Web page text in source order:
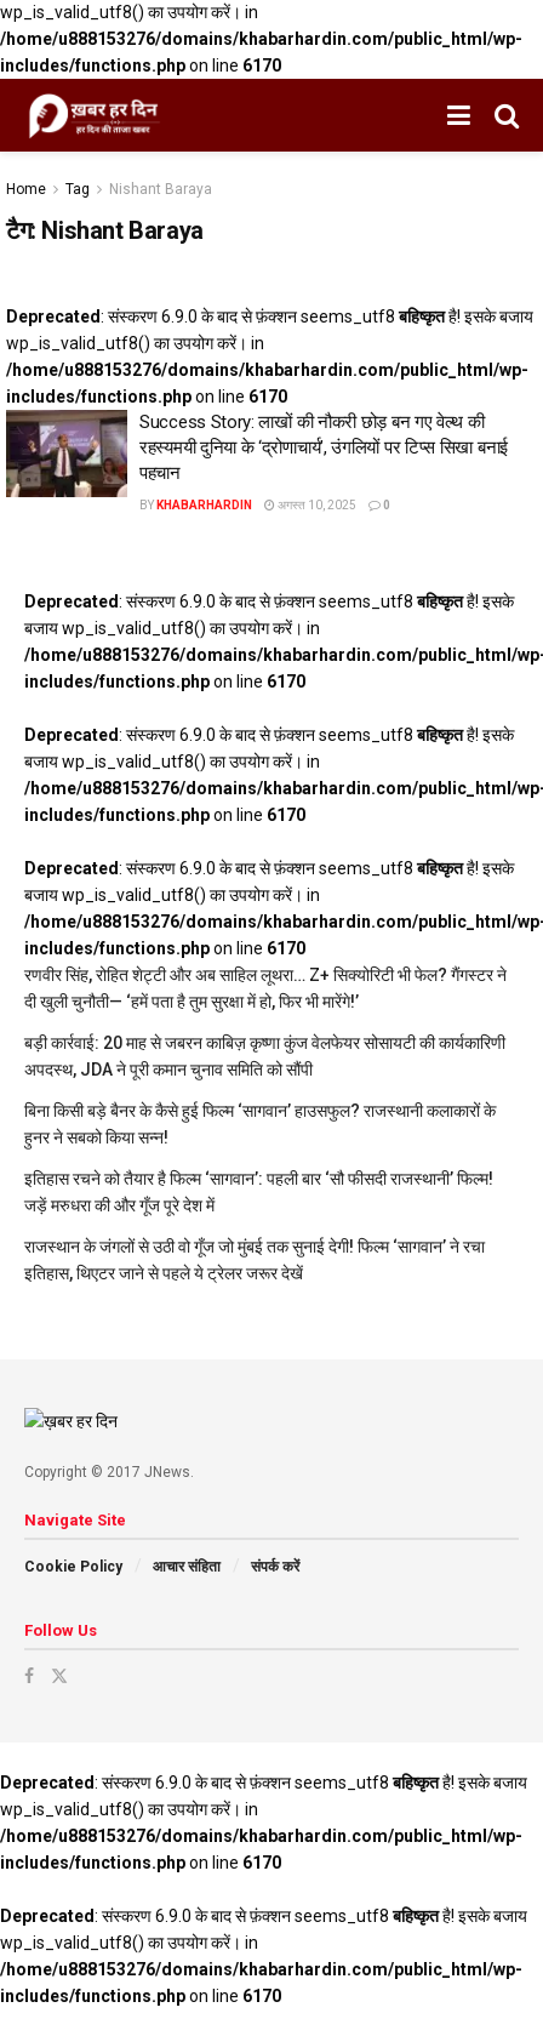
wp_is_valid_utf8() का उपयोग करें। in
/home/u888153276/domains/khabarhardin.com/public_html/wp-
includes/functions.phpon line 6170
Home Tag Nishant Baraya
टैग: Nishant Baraya
Deprecated: संस्करण 6.9.0 के बाद से फ़ंक्शन seems_utf8बहिष्कृतहै! इसके बजाय
wp_is_valid_utf8() का उपयोग करें। in
/home/u888153276/domains/khabarhardin.com/public_html/wp-
includes/functions.phpon line 6170
Success Story: लाखों की नौकरी छोड़ बन गए वेल्थ की
रहस्यमयी दुनिया के ‘द्रोणाचार्य’, उंगलियों पर टिप्‍स सिखा बनाई
पहचान
BY KHABARHARDIN अगस्त 10, 2025 0
Deprecated: संस्करण 6.9.0 के बाद से फ़ंक्शन seems_utf8बहिष्कृतहै! इसके
बजाय wp_is_valid_utf8() का उपयोग करें। in
/home/u888153276/domains/khabarhardin.com/public_html/
includes/functions.phpon line 6170
Deprecated: संस्करण 6.9.0 के बाद से फ़ंक्शन seems_utf8बहिष्कृतहै! इसके
बजाय wp_is_valid_utf8() का उपयोग करें। in
/home/u888153276/domains/khabarhardin.com/public_html/
includes/functions.phpon line 6170
Deprecated: संस्करण 6.9.0 के बाद से फ़ंक्शन seems_utf8बहिष्कृतहै! इसके
बजाय wp_is_valid_utf8() का उपयोग करें। in
/home/u888153276/domains/khabarhardin.com/public_html/
includes/functions.phpon line 6170
रणवीर सिंह, रोहित शेट्टी और अब साहिल लूथरा… Z+ सिक्योरिटी भी फेल? गैंगस्टर ने
दी खुली चुनौती— ‘हमें पता है तुम सुरक्षा में हो, फिर भी मारेंगे!’
बड़ी कार्रवाई: 20 माह से जबरन काबिज़ कृष्णा कुंज वेलफेयर सोसायटी की कार्यकारिणी
अपदस्थ, JDA ने पूरी कमान चुनाव समिति को सौंपी
बिना किसी बड़े बैनर के कैसे हुई फिल्म ‘सागवान’ हाउसफुल? राजस्थानी कलाकारों के
हुनर ने सबको किया सन्न!
इतिहास रचने को तैयार है फिल्म ‘सागवान’: पहली बार ‘सौ फीसदी राजस्थानी’ फिल्म!
जड़ें मरुधरा की और गूँज पूरे देश में
राजस्थान के जंगलों से उठी वो गूँज जो मुंबई तक सुनाई देगी! फिल्म ‘सागवान’ ने रचा
इतिहास, थिएटर जाने से पहले ये ट्रेलर जरूर देखें
Copyright © 2017 JNews.
Navigate Site
Cookie Policy आचार संहिता संपर्क करें
Follow Us
Deprecated: संस्करण 6.9.0 के बाद से फ़ंक्शन seems_utf8बहिष्कृतहै! इसके बजाय
wp_is_valid_utf8() का उपयोग करें। in
/home/u888153276/domains/khabarhardin.com/public_html/wp-
includes/functions.phpon line 6170
Deprecated: संस्करण 6.9.0 के बाद से फ़ंक्शन seems_utf8बहिष्कृतहै! इसके बजाय
wp_is_valid_utf8() का उपयोग करें। in
/home/u888153276/domains/khabarhardin.com/public_html/wp-
includes/functions.phpon line 6170